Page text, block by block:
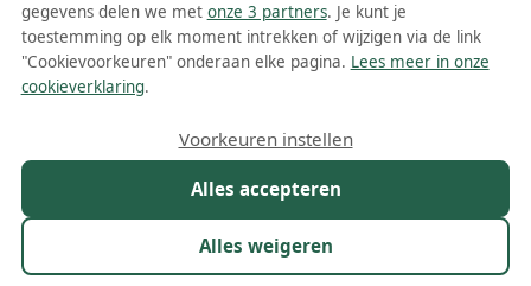
Grijze Citrouille et Compagnie
schoenen
Meer lezen
Laarzen Pantoffels Sandalen Sneakers
gegevens delen we met onze 3 partners. Je kunt je
toestemming op elk moment intrekken of wijzigen via de link
"Cookievoorkeuren" onderaan elke pagina. Lees meer in onze
cookieverklaring.
Alles accepteren
Alles weigeren
Voorkeuren instellen